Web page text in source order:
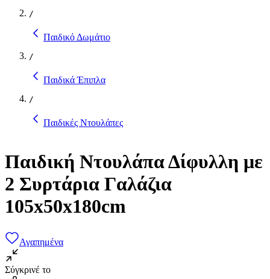
/
Παιδικό Δωμάτιο
/
Παιδικά Έπιπλα
/
Παιδικές Ντουλάπες
Παιδική Ντουλάπα Δίφυλλη με
2 Συρτάρια Γαλάζια
105x50x180cm
Αγαπημένα
Σύγκρινέ το